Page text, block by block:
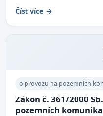
Číst více →
o provozu na pozemních
Zákon č. 361/2000
pozemních